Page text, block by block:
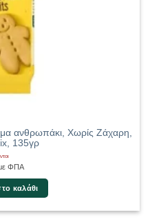
ανθρωπάκι, Χωρίς Ζάχαρη,
135γρ
ΦΠΑ
καλάθι